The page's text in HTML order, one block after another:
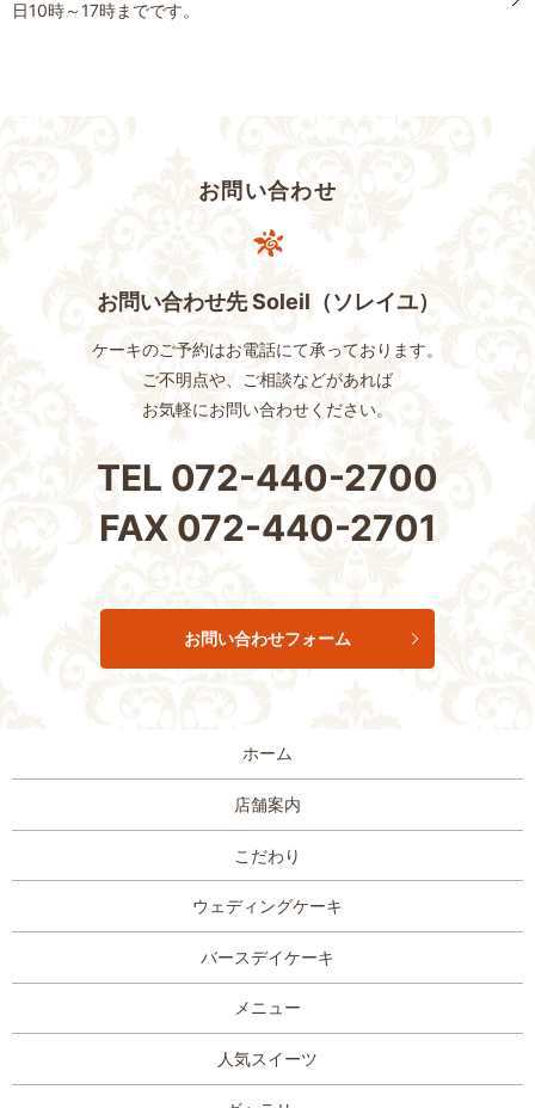
日10時～17時までです。
お問い合わせ
お問い合わせ先 Soleil（ソレイユ）
ケーキのご予約はお電話にて承っております。
ご不明点や、ご相談などがあれば
お気軽にお問い合わせください。
TEL 072-440-2700
FAX 072-440-2701
お問い合わせフォーム
ホーム
店舗案内
こだわり
ウェディングケーキ
バースデイケーキ
メニュー
人気スイーツ